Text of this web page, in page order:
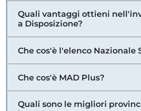
Quali vantaggi ottieni
a Disposizione?
Che cos'è l'elenco Nazionale
Che cos'è MAD Plus?
Quali sono le migliori